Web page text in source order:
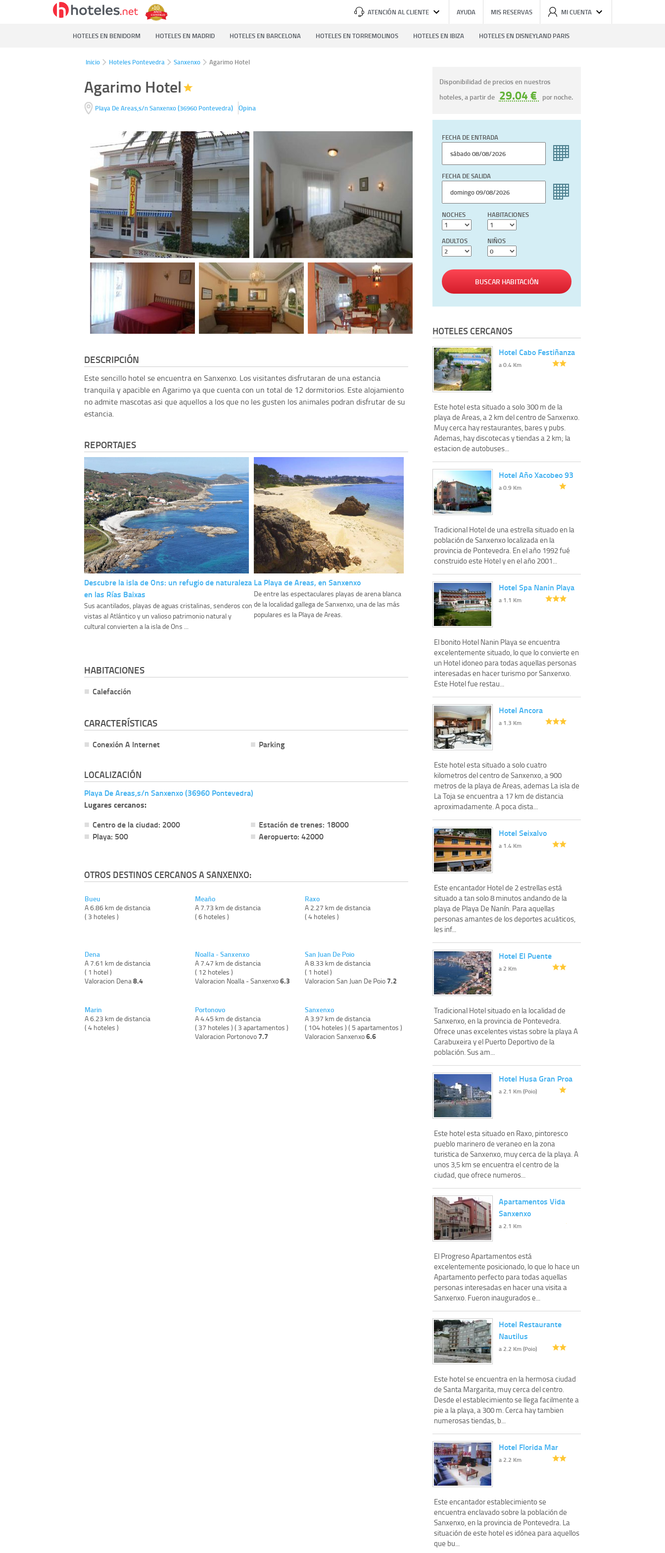
ATENCIÓN AL CLIENTE AYUDA MIS RESERVAS MI CUENTA
HOTELES EN BENIDORM HOTELES EN MADRID HOTELES EN BARCELONA HOTELES EN TORREMOLINOS HOTELES EN IBIZA HOTELES EN DISNEYLAND PARIS
Inicio Hoteles Pontevedra Sanxenxo Agarimo Hotel
Agarimo Hotel
Playa De Areas,s/nSanxenxo(36960 Pontevedra) Opina
DESCRIPCIÓN
Este sencillo hotel se encuentra en Sanxenxo. Los visitantes disfrutaran de una estancia
tranquila y apacible en Agarimo ya que cuenta con un total de 12 dormitorios. Este alojamiento
no admite mascotas asi que aquellos a los que no les gusten los animales podran disfrutar de su
estancia.
REPORTAJES
Descubre la isla de Ons: un refugio de naturaleza
en las Rías Baixas
Sus acantilados, playas de aguas cristalinas, senderos con
vistas al Atlántico y un valioso patrimonio natural y
cultural convierten a la isla de Ons ...
La Playa de Areas, en Sanxenxo
De entre las espectaculares playas de arena blanca
de la localidad gallega de Sanxenxo, una de las más
populares es la Playa de Areas.
HABITACIONES
Calefacción
CARACTERÍSTICAS
Conexión A Internet Parking
LOCALIZACIÓN
Playa De Areas,s/n Sanxenxo (36960 Pontevedra)
Lugares cercanos:
Centro de la ciudad: 2000
Playa: 500
Estación de trenes: 18000
Aeropuerto: 42000
OTROS DESTINOS CERCANOS A SANXENXO:
Bueu
A 6.86 km de distancia
( 3 hoteles )
Dena
A 7.61 km de distancia
( 1 hotel )
Valoracion Dena 8.4
Marin
A 6.23 km de distancia
( 4 hoteles )
Meaño
A 7.73 km de distancia
( 6 hoteles )
Noalla - Sanxenxo
A 7.47 km de distancia
( 12 hoteles )
Valoracion Noalla - Sanxenxo6.3
Portonovo
A 4.45 km de distancia
( 37 hoteles ) ( 3 apartamentos )
Valoracion Portonovo 7.7
Raxo
A 2.27 km de distancia
( 4 hoteles )
San Juan De Poio
A 8.33 km de distancia
( 1 hotel )
Valoracion San Juan De Poio 7.2
Sanxenxo
A 3.97 km de distancia
( 104 hoteles ) ( 5 apartamentos )
Valoracion Sanxenxo6.6
Disponibilidad de precios en nuestros
hoteles, a partir de 29.04 € por noche.
FECHA DE ENTRADA
FECHA DE SALIDA
NOCHES HABITACIONES
ADULTOS NIÑOS
BUSCAR HABITACIÓN
HOTELES CERCANOS
Hotel Cabo Festiñanza
a 0.4 Km
Este hotel esta situado a solo 300 m de la
playa de Areas, a 2 km del centro de Sanxenxo.
Muy cerca hay restaurantes, bares y pubs.
Ademas, hay discotecas y tiendas a 2 km; la
estacion de autobuses...
Hotel Año Xacobeo 93
a 0.9 Km
Tradicional Hotel de una estrella situado en la
población de Sanxenxo localizada en la
provincia de Pontevedra. En el año 1992 fué
construido este Hotel y en el año 2001...
Hotel Spa Nanin Playa
a 1.1 Km
El bonito Hotel Nanin Playa se encuentra
excelentemente situado, lo que lo convierte en
un Hotel idoneo para todas aquellas personas
interesadas en hacer turismo por Sanxenxo.
Este Hotel fue restau...
Hotel Ancora
a 1.3 Km
Este hotel esta situado a solo cuatro
kilometros del centro de Sanxenxo, a 900
metros de la playa de Areas, ademas La isla de
La Toja se encuentra a 17 km de distancia
aproximadamente. A poca dista...
Hotel Seixalvo
a 1.4 Km
Este encantador Hotel de 2 estrellas está
situado a tan solo 8 minutos andando de la
playa de Playa De Nanín. Para aquellas
personas amantes de los deportes acuáticos,
les inf...
Hotel El Puente
a 2 Km
Tradicional Hotel situado en la localidad de
Sanxenxo, en la provincia de Pontevedra.
Ofrece unas excelentes vistas sobre la playa A
Carabuxeira y el Puerto Deportivo de la
población. Sus am...
Hotel Husa Gran Proa
a 2.1 Km (Poio)
Este hotel esta situado en Raxo, pintoresco
pueblo marinero de veraneo en la zona
turistica de Sanxenxo, muy cerca de la playa. A
unos 3,5 km se encuentra el centro de la
ciudad, que ofrece numeros...
Apartamentos Vida
Sanxenxo
a 2.1 Km
El Progreso Apartamentos está
excelentemente posicionado, lo que lo hace un
Apartamento perfecto para todas aquellas
personas interesadas en hacer una visita a
Sanxenxo. Fueron inaugurados e...
Hotel Restaurante
Nautilus
a 2.2 Km (Poio)
Este hotel se encuentra en la hermosa ciudad
de Santa Margarita, muy cerca del centro.
Desde el establecimiento se llega facilmente a
pie a la playa, a 300 m. Cerca hay tambien
numerosas tiendas, b...
Hotel Florida Mar
a 2.2 Km
Este encantador establecimiento se
encuentra enclavado sobre la población de
Sanxenxo, en la provincia de Pontevedra. La
situación de este hotel es idónea para aquellos
que bu...